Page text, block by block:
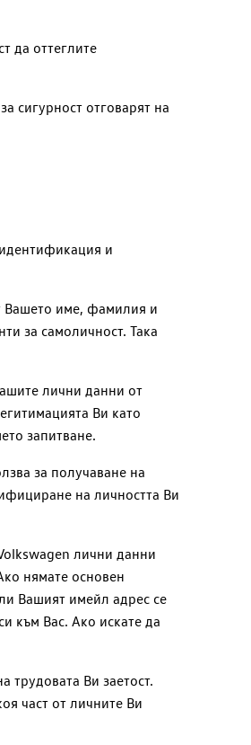
да оттеглите
сигурност отговарят на
и
Вашето име, фамилия и
за самоличност. Така
лични данни от
Ви като
запитване.
за получаване на
на личността Ви
лични данни
нямате основен
Вашият имейл адрес се
към Вас. Ако искате да
трудовата Ви заетост.
част от личните Ви